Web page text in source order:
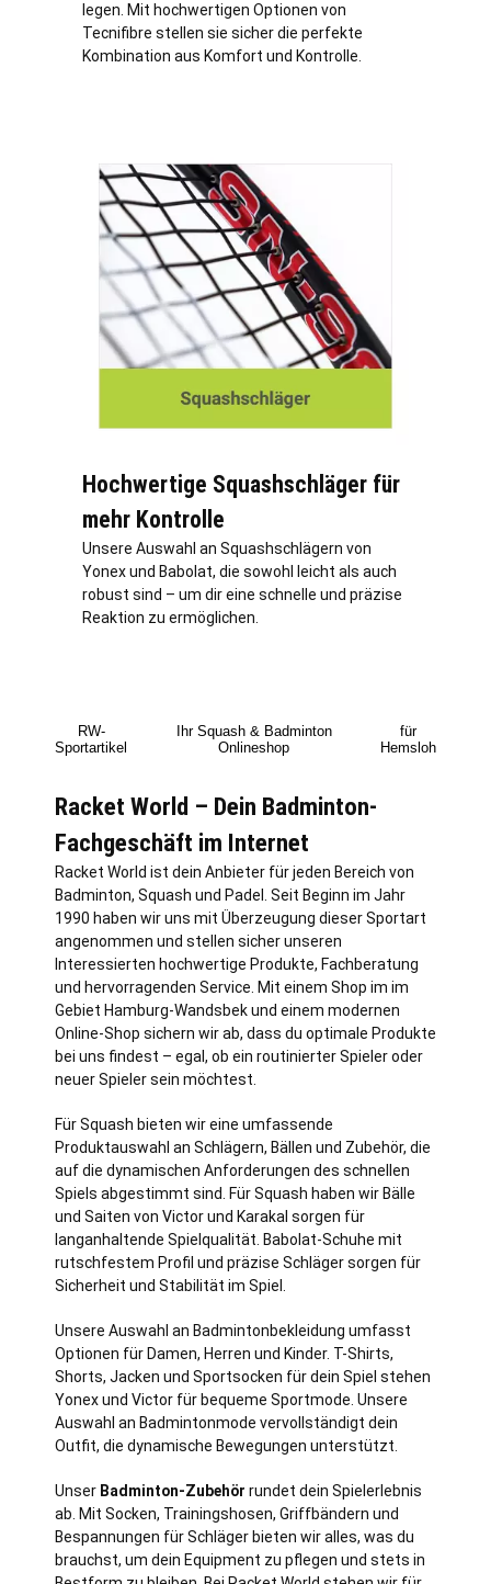
legen. Mit hochwertigen Optionen von
Tecnifibre stellen sie sicher die perfekte
Kombination aus Komfort und Kontrolle.
Hochwertige Squashschläger für
mehr Kontrolle
Unsere Auswahl an Squashschlägern von
Yonex und Babolat, die sowohl leicht als auch
robust sind – um dir eine schnelle und präzise
Reaktion zu ermöglichen.
RW-
Sportartikel
Ihr Squash & Badminton
Onlineshop
für
Hemsloh
Racket World – Dein Badminton-
Fachgeschäft im Internet
Racket World ist dein Anbieter für jeden Bereich von
Badminton, Squash und Padel. Seit Beginn im Jahr
1990 haben wir uns mit Überzeugung dieser Sportart
angenommen und stellen sicher unseren
Interessierten hochwertige Produkte, Fachberatung
und hervorragenden Service. Mit einem Shop im im
Gebiet Hamburg-Wandsbek und einem modernen
Online-Shop sichern wir ab, dass du optimale Produkte
bei uns findest – egal, ob ein routinierter Spieler oder
neuer Spieler sein möchtest.
Für Squash bieten wir eine umfassende
Produktauswahl an Schlägern, Bällen und Zubehör, die
auf die dynamischen Anforderungen des schnellen
Spiels abgestimmt sind. Für Squash haben wir Bälle
und Saiten von Victor und Karakal sorgen für
langanhaltende Spielqualität. Babolat-Schuhe mit
rutschfestem Profil und präzise Schläger sorgen für
Sicherheit und Stabilität im Spiel.
Unsere Auswahl an Badmintonbekleidung umfasst
Optionen für Damen, Herren und Kinder. T-Shirts,
Shorts, Jacken und Sportsocken für dein Spiel stehen
Yonex und Victor für bequeme Sportmode. Unsere
Auswahl an Badmintonmode vervollständigt dein
Outfit, die dynamische Bewegungen unterstützt.
Unser Badminton-Zubehör rundet dein Spielerlebnis
ab. Mit Socken, Trainingshosen, Griffbändern und
Bespannungen für Schläger bieten wir alles, was du
brauchst, um dein Equipment zu pflegen und stets in